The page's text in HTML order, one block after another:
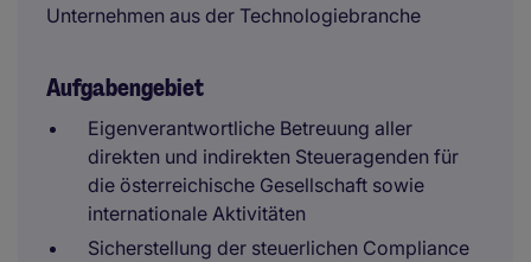
Unternehmen aus der Technologiebranche
Aufgabengebiet
Eigenverantwortliche Betreuung aller
direkten und indirekten Steueragenden für
die österreichische Gesellschaft sowie
internationale Aktivitäten
Sicherstellung der steuerlichen Compliance